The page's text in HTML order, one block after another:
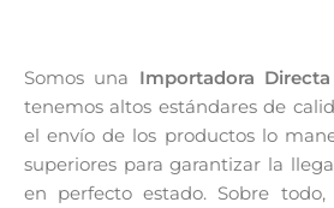
Somos una Importadora Directa
tenemos altos estándares de
el envío de los productos lo
superiores para garantizar la
en perfecto estado. Sobre